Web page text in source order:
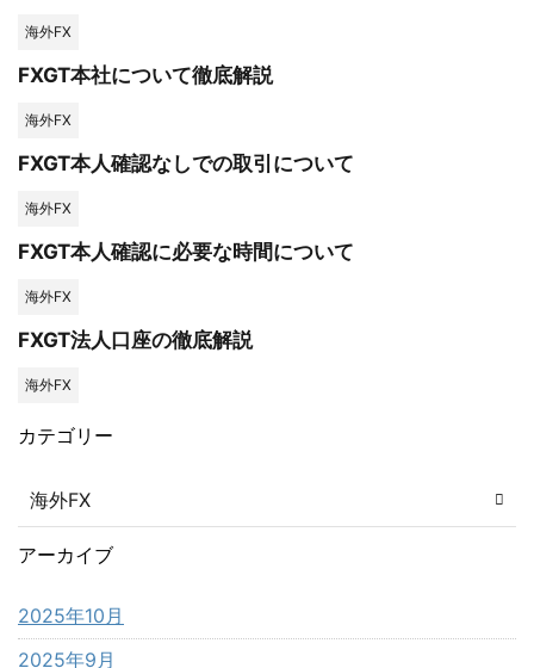
海外FX
FXGT本社について徹底解説
海外FX
FXGT本人確認なしでの取引について
海外FX
FXGT本人確認に必要な時間について
海外FX
FXGT法人口座の徹底解説
海外FX
カテゴリー
海外FX
アーカイブ
2025年10月
2025年9月